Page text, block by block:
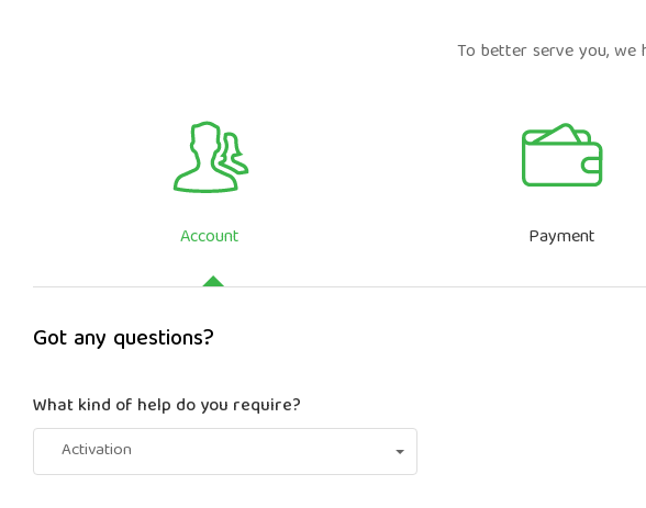
To better serve you, we
Account Payment
Got any questions?
What kind of help do you require?
Activation